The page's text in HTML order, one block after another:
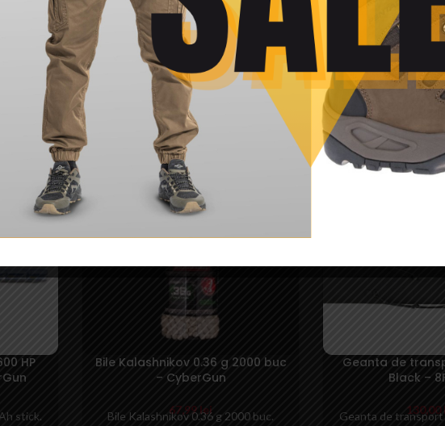
pentru a actualiza constant informatiile din aceasta
si pot contine accesorii neincluse in pachetele
specificatii sau pretul, pot fi modificate de catre producator
un produs puteti cere informatii de actualitate si exacte
HP
stick.
Bile Kalashnikov 0.36 g 2000 buc
– CyberGun
67,99 lei
Bile Kalashnikov 0.36 g 2000 buc.
Geanta de
Black –
130,00
Geanta de transport